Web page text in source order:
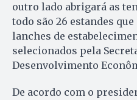
outro lado abrigará as
todo são 26 estandes
lanches de
selecionados pela
Desenvolvimento
De acordo com o